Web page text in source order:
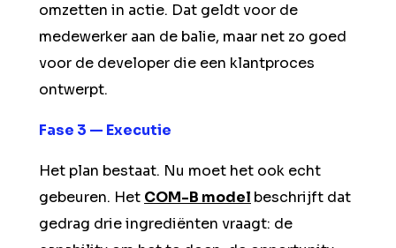
omzetten in actie. Dat geldt voor de
medewerker aan de balie, maar net zo goed
voor de developer die een klantproces
ontwerpt.
Fase 3 — Executie
Het plan bestaat. Nu moet het ook echt
gebeuren. Het COM-B model beschrijft dat
gedrag drie ingrediënten vraagt: de